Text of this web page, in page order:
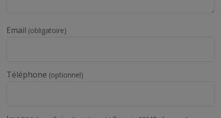
Email (obligatoire)
Téléphone (optionnel)